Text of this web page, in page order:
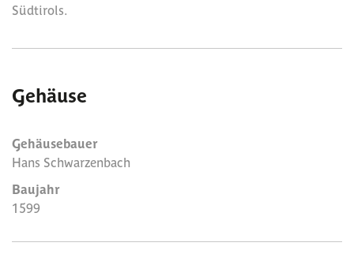
Südtirols.
Gehäuse
Gehäusebauer
Hans Schwarzenbach
Baujahr
1599